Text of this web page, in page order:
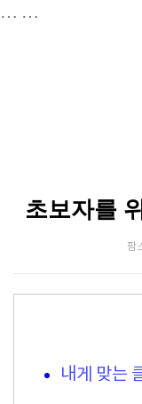
… …
초보자를
팜
내게 맞는